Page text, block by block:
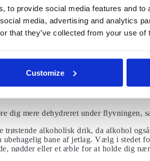
to provide social media features and
media, advertising and analytics
that they’ve collected from your use of
Customize
– det sker, når flyet støder på
i luften være meget foruroligende.
og analyserer vejrmønstre, som en
dig mere dehydreret under flyvningen,
trøstende alkoholisk drik, da alkohol
ubehagelig bane af jetlag. Vælg i stedet
nødder eller et æble for at holde dig